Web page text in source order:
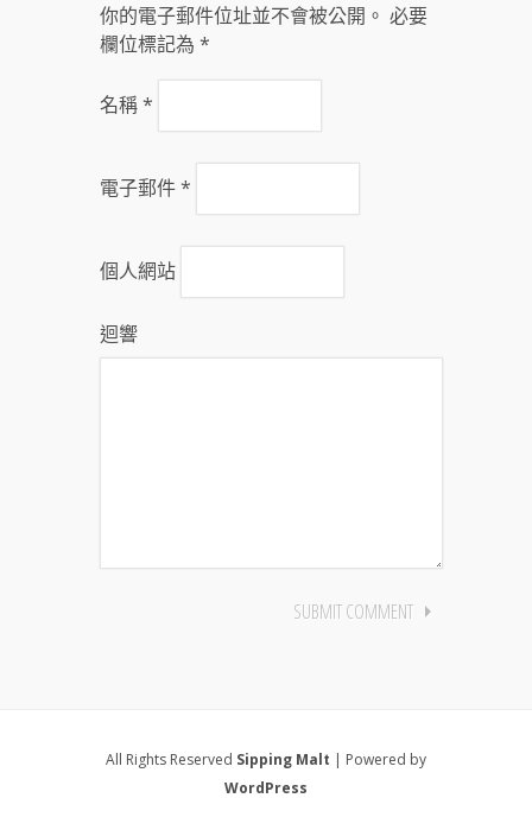
你的電子郵件位址並不會被公開。 必要
欄位標記為 *
名稱*
電子郵件*
個人網站
迴響
All Rights Reserved Sipping Malt | Powered by
WordPress